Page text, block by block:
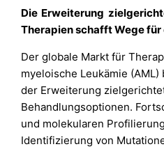
Die Erweiterung
Therapien schafft Wege
Der globale Markt für
myeloische Leukämie
der Erweiterung
Behandlungsoptionen.
und molekularen
Identifizierung von